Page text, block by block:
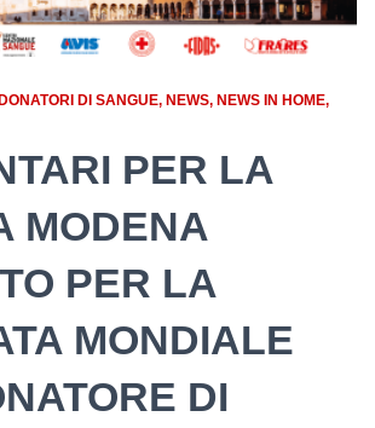
DI SANGUE NEWS NEWS IN HOME
PER LA
MODENA
PER LA
MONDIALE
DI